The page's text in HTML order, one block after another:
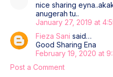
nice sharing
anugerah tu..
January 27, 2019 at
Fieza Sani said…
Good Sharing Ena
February 19, 2020 at
Post a Comment